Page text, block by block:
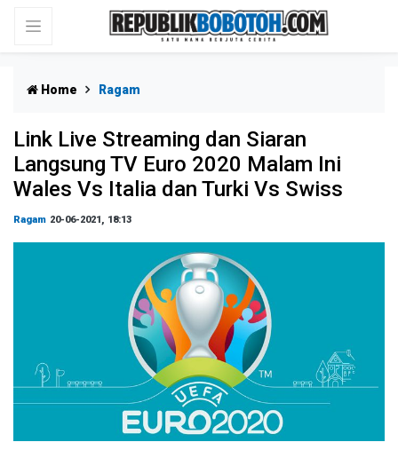
Home Ragam
Link Live Streaming dan Siaran
Langsung TV Euro 2020 Malam Ini
Wales Vs Italia dan Turki Vs Swiss
Ragam 20-06-2021, 18:13